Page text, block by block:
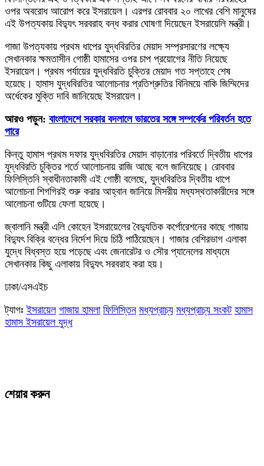
ওপর অবরোধ আরোপ করে ইসরায়েল। এরপর রোববার ২০ লাখের বেশি মানুষের
এই উপত্যকায় বিদ্যুৎ সরবরাহ বন্ধ করার ঘোষণা দিয়েছেন ইসরায়েলি মন্ত্রী।
গাজা উপত্যকায় প্রথম ধাপের যুদ্ধবিরতির মেয়াদ সম্প্রসারণের লক্ষ্যে
সেখানকার ক্ষমতাসীন গোষ্ঠী হামাসের ওপর চাপ প্রয়োগের নীতি নিয়েছে
ইসরায়েল। প্রথম পর্যায়ের যুদ্ধবিরতি চুক্তির মেয়াদ গত সপ্তাহে শেষ
হয়েছে। হামাস যুদ্ধবিরতির আলোচনার প্রতিশ্রুতির বিনিময়ে বাকি জিম্মিদের
অর্ধেকের মুক্তি দাবি জানিয়েছে ইসরায়েল।
আরও পড়ুন: বাংলাদেশে সরকার বদলালে ভারতের সঙ্গে সম্পর্কের পরিবর্তন হতে
পারে
কিন্তু হামাস প্রথম দফার যুদ্ধবিরতির মেয়াদ বাড়ানোর পরিবর্তে দ্বিতীয় ধাপের
যুদ্ধবিরতি চুক্তির শর্তে আলোচনায় রাজি আছে বলে জানিয়েছে। রোববার
ফিলিস্তিনি স্বাধীনতাকামী এই গোষ্ঠী বলেছে, যুদ্ধবিরতির দ্বিতীয় ধাপে
আলোচনা শিগগিরই শুরু করার আহ্বান জানিয়ে মিসরীয় মধ্যস্থতাকারীদের সঙ্গে
আলোচনা গুটিয়ে ফেলা হয়েছে।
জ্বালানি মন্ত্রী এলি কোহেন ইসরায়েলের বৈদ্যুতিক কর্পোরেশনের কাছে গাজায়
বিদ্যুৎ বিক্রি বন্ধের নির্দেশ দিয়ে চিঠি পাঠিয়েছেন। গাজার বেশিরভাগ এলাকা
যুদ্ধে বিধ্বস্ত হয়ে পড়েছে এবং জেনারেটর ও সৌর প্যানেলের মাধ্যমে
সেখানকার কিছু এলাকায় বিদ্যুৎ সরবরাহ করা হয়।
ঢাকা/এসএইচ
ট্যাগঃইসরায়েল গাজায় হামলা ফিলিস্তিন মধ্যপ্রাচ্য মধ্যপ্রাচ্য সংকট হামাস
হামাস ইসরায়েল যুদ্ধ
শেয়ার করুন